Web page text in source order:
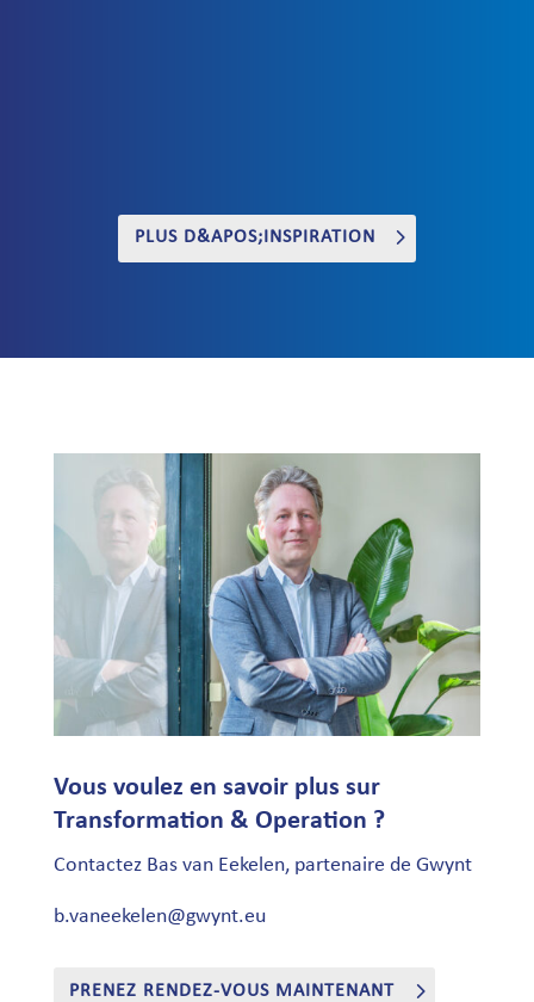
PLUS D&APOS;INSPIRATION
Vous voulez en savoir plus sur
Transformation & Operation ?
Contactez Bas van Eekelen, partenaire de Gwynt
b.vaneekelen@gwynt.eu
PRENEZ RENDEZ-VOUS MAINTENANT